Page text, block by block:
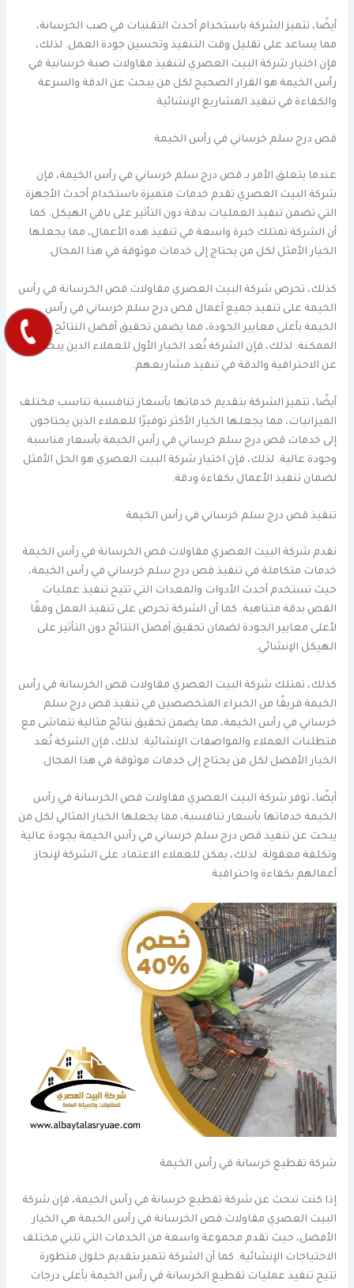
أيضًا، تتميز الشركة باستخدام أحدث التقنيات في صب الخرسانة،
مما يساعد على تقليل وقت التنفيذ وتحسين جودة العمل. لذلك،
فإن اختيار شركة البيت العصري لتنفيذ مقاولات صبة خرسانية في
رأس الخيمة هو القرار الصحيح لكل من يبحث عن الدقة والسرعة
والكفاءة في تنفيذ المشاريع الإنشائية.
قص درج سلم خرساني في رأس الخيمة
عندما يتعلق الأمر بـ قص درج سلم خرساني في رأس الخيمة، فإن
شركة البيت العصري تقدم خدمات متميزة باستخدام أحدث الأجهزة
التي تضمن تنفيذ العمليات بدقة دون التأثير على باقي الهيكل. كما
أن الشركة تمتلك خبرة واسعة في تنفيذ هذه الأعمال، مما يجعلها
الخيار الأمثل لكل من يحتاج إلى خدمات موثوقة في هذا المجال.
كذلك، تحرص شركة البيت العصري مقاولات قص الخرسانة في رأس
الخيمة على تنفيذ جميع أعمال قص درج سلم خرساني في رأس
الخيمة بأعلى معايير الجودة، مما يضمن تحقيق أفضل النتائج
الممكنة. لذلك، فإن الشركة تُعد الخيار الأول للعملاء الذين يبحثون
عن الاحترافية والدقة في تنفيذ مشاريعهم.
أيضًا، تتميز الشركة بتقديم خدماتها بأسعار تنافسية تناسب مختلف
الميزانيات، مما يجعلها الخيار الأكثر توفيرًا للعملاء الذين يحتاجون
إلى خدمات قص درج سلم خرساني في رأس الخيمة بأسعار مناسبة
وجودة عالية. لذلك، فإن اختيار شركة البيت العصري هو الحل الأمثل
لضمان تنفيذ الأعمال بكفاءة ودقة.
تنفيذ قص درج سلم خرساني في رأس الخيمة
تقدم شركة البيت العصري مقاولات قص الخرسانة في رأس الخيمة
خدمات متكاملة في تنفيذ قص درج سلم خرساني في رأس الخيمة،
حيث تستخدم أحدث الأدوات والمعدات التي تتيح تنفيذ عمليات
القص بدقة متناهية. كما أن الشركة تحرص على تنفيذ العمل وفقًا
لأعلى معايير الجودة لضمان تحقيق أفضل النتائج دون التأثير على
الهيكل الإنشائي.
كذلك، تمتلك شركة البيت العصري مقاولات قص الخرسانة في رأس
الخيمة فريقًا من الخبراء المتخصصين في تنفيذ قص درج سلم
خرساني في رأس الخيمة، مما يضمن تحقيق نتائج مثالية تتماشى مع
متطلبات العملاء والمواصفات الإنشائية. لذلك، فإن الشركة تُعد
الخيار الأفضل لكل من يحتاج إلى خدمات موثوقة في هذا المجال.
أيضًا، توفر شركة البيت العصري مقاولات قص الخرسانة في رأس
الخيمة خدماتها بأسعار تنافسية، مما يجعلها الخيار المثالي لكل من
يبحث عن تنفيذ قص درج سلم خرساني في رأس الخيمة بجودة عالية
وتكلفة معقولة. لذلك، يمكن للعملاء الاعتماد على الشركة لإنجاز
أعمالهم بكفاءة واحترافية.
شركة تقطيع خرسانة في رأس الخيمة
إذا كنت تبحث عن شركة تقطيع خرسانة في رأس الخيمة، فإن شركة
البيت العصري مقاولات قص الخرسانة في رأس الخيمة هي الخيار
الأفضل، حيث تقدم مجموعة واسعة من الخدمات التي تلبي مختلف
الاحتياجات الإنشائية. كما أن الشركة تتميز بتقديم حلول متطورة
تتيح تنفيذ عمليات تقطيع الخرسانة في رأس الخيمة بأعلى درجات